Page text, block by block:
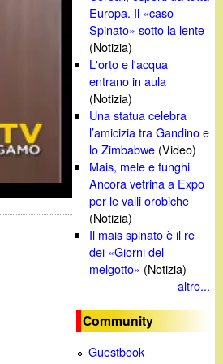
Europa. Il «caso
Spinato» sotto la lente
(Notizia)
L'orto e l'acqua
entrano in aula
(Notizia)
Una statua celebra
l’amicizia tra Gandino e
lo Zimbabwe (Video)
Mais, mele e funghi
Ancora vetrina a Expo
per le valli orobiche
(Notizia)
Il mais spinato è il re
dei «Giorni del
melgotto» (Notizia)
altro...
Community
Guestbook